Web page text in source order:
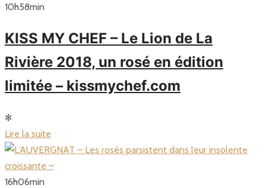
10h58min
KISS MY CHEF – Le Lion de La
Rivière 2018, un rosé en édition
limitée – kissmychef.com
✻
Lire la suite
16h06min